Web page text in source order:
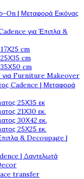
On | Μεταφορά Εικόνας
για Έπιπλα &
cm
cm
cm
Furniture Makeover
Cadence | Μεταφορά
25Χ35 εκ
21Χ30 εκ.
30Χ42 εκ.
25Χ25 εκ.
& Decoupage |
| Δαντελωτά
transfer